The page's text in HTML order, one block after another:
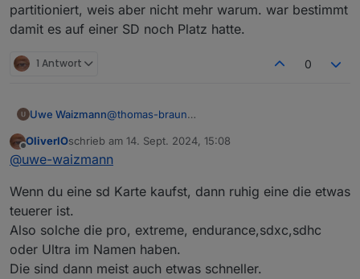
partitioniert, weis aber nicht mehr warum. war bestimmt
damit es auf einer SD noch Platz hatte.
1 Antwort 0
Uwe Waizmann@thomas-braun
OliverIOschrieb am 14. Sept. 2024, 15:08
zuletzt editiert von
@uwe-waizmann
Wenn du eine sd Karte kaufst, dann ruhig eine die etwas
teuerer ist.
Also solche die pro, extreme, endurance,sdxc,sdhc
oder Ultra im Namen haben.
Die sind dann meist auch etwas schneller.